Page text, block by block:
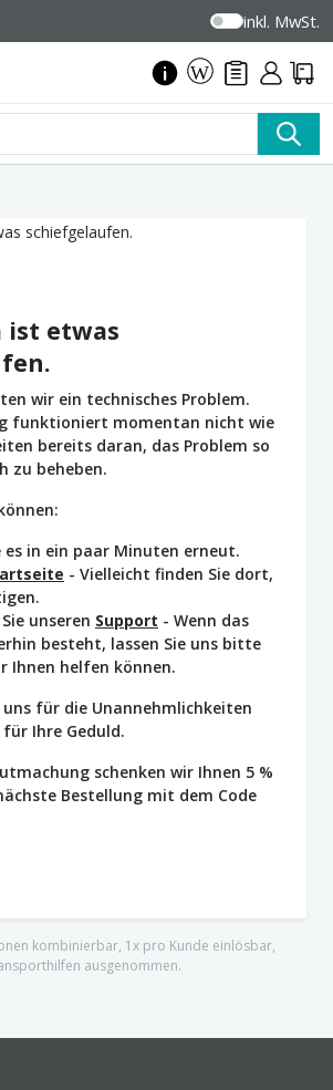
inkl. MwSt.
ist etwas
wir ein technisches Problem.
funktioniert momentan nicht wie
bereits daran, das Problem so
zu beheben.
es in ein paar Minuten erneut.
- Vielleicht finden Sie dort,
unseren Support - Wenn das
besteht, lassen Sie uns bitte
Ihnen helfen können.
für die Unannehmlichkeiten
Ihre Geduld.
schenken wir Ihnen 5 %
Bestellung mit dem Code
kombinierbar, 1x pro Kunde einlösbar,
ausgenommen.